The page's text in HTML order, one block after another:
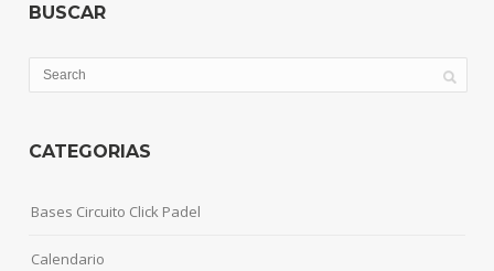
BUSCAR
CATEGORIAS
Bases Circuito Click Padel
Calendario